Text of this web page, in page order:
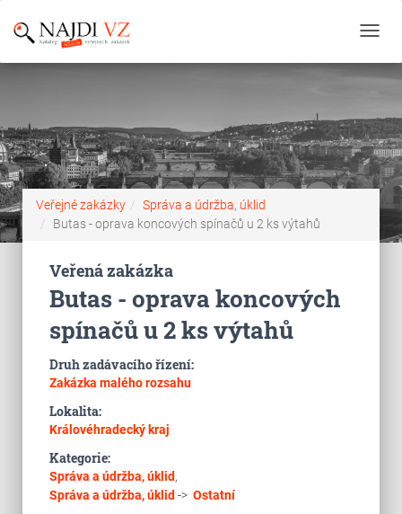
Veřejné zakázky
Správa a údržba, úklid
Butas - oprava koncových spínačů u 2 ks výtahů
Veřená zakázka
Butas - oprava koncových
spínačů u 2 ks výtahů
Druh zadávacího řízení:
Zakázka malého rozsahu
Lokalita:
Královéhradecký kraj
Kategorie:
Správa a údržba, úklid,
Správa a údržba, úklid -> Ostatní